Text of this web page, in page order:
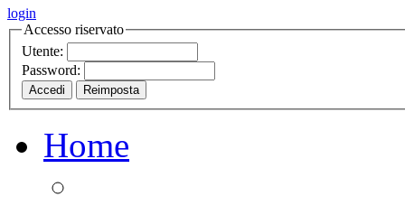
login
Accesso riservato
Utente:
Password:
Home